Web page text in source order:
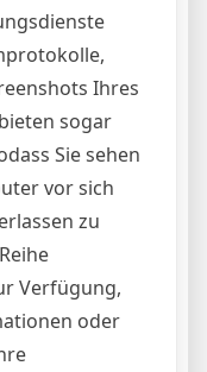
Ihres
sogar
Sie sehen
vor sich
zu
Verfügung,
oder